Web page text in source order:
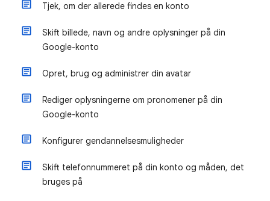
Tjek, om der allerede findes en konto
Skift billede, navn og andre oplysninger på din
Google-konto
Opret, brug og administrer din avatar
Rediger oplysningerne om pronomener på din
Google-konto
Konfigurer gendannelsesmuligheder
Skift telefonnummeret på din konto og måden, det
bruges på